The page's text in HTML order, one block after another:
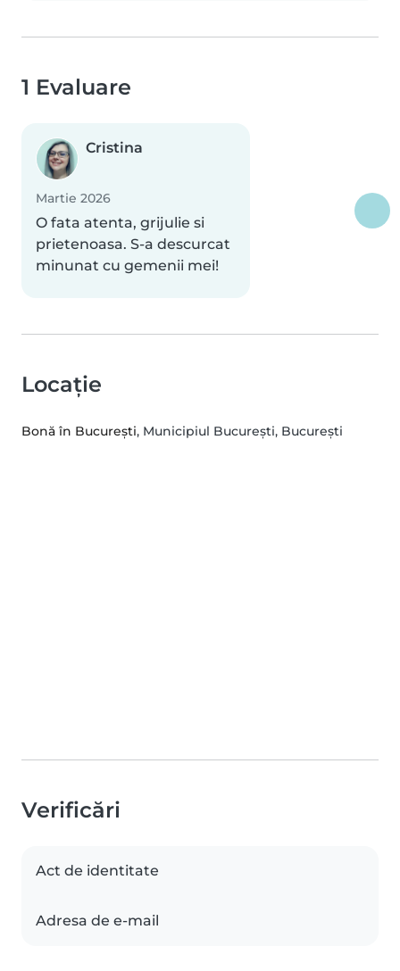
1 Evaluare
Cristina
Martie 2026
O fata atenta, grijulie si
prietenoasa. S-a descurcat
minunat cu gemenii mei!
Locație
Bonă în București, Municipiul Bucureşti, București
Verificări
Act de identitate
Adresa de e-mail